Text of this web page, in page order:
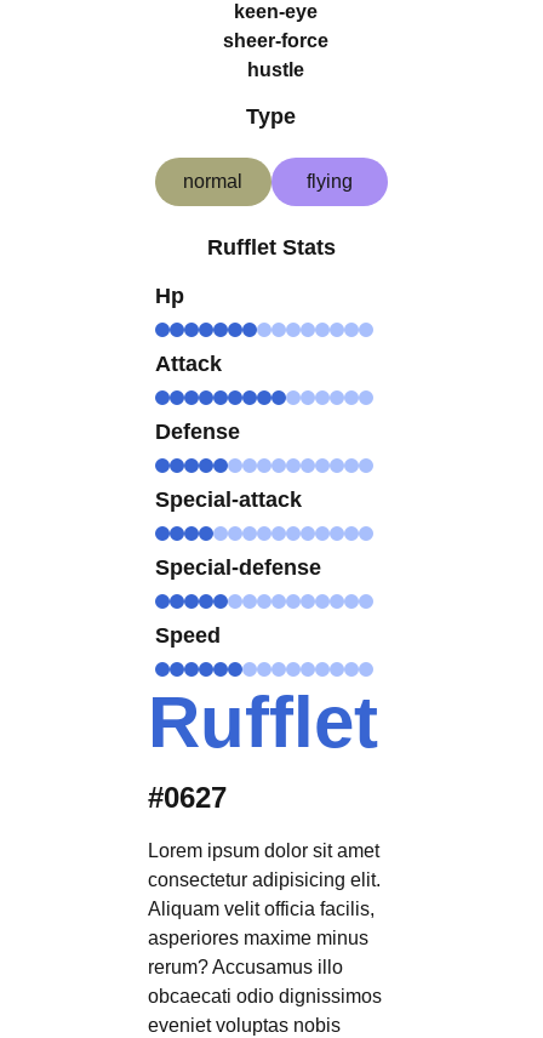
keen-eye
sheer-force
hustle
Type
normal flying
Rufflet Stats
Hp
Attack
Defense
Special-attack
Special-defense
Speed
Rufflet
#0627
Lorem ipsum dolor sit amet
consectetur adipisicing elit.
Aliquam velit officia facilis,
asperiores maxime minus
rerum? Accusamus illo
obcaecati odio dignissimos
eveniet voluptas nobis